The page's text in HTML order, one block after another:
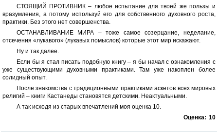
СТОЯЩИЙ ПРОТИВНИК – любое испытание для твоей же пользы и
вразумления, а потому используй его для собственного духовного роста,
практики. Без этого нет совершенства.
ОСТАНАВЛИВАНИЕ МИРА – тоже самое созерцание, неделание,
отсечения «лукавого» (лукавых помыслов) которые этот мир искажают.
Ну и так далее.
Если бы я стал писать подобную книгу – я бы начал с ознакомления с
уже существующими духовными практиками. Там уже накоплен более
солидный опыт.
После знакомства с традиционными практиками аскетов всех мировых
религий – книги Кастанеды становятся детскими. Неактуальными.
А так исходя из старых впечатлений моя оценка 10.
Оценка: 10